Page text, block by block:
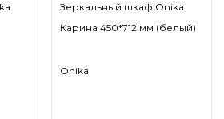
Зеркальный шкаф Onika
Карина 450*712 мм (белый)
Onika